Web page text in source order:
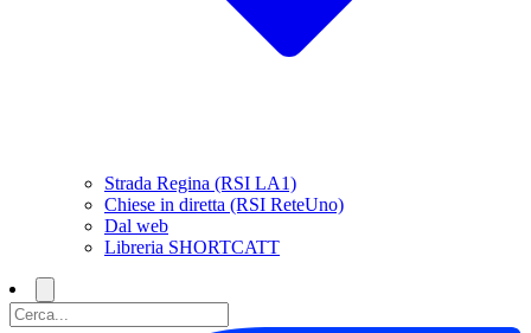
Strada Regina (RSI LA1)
Chiese in diretta (RSI ReteUno)
Dal web
Libreria SHORTCATT